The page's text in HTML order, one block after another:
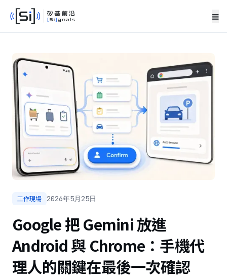
≡
工作現場 2026年5月25日
Google 把 Gemini 放進
Android 與 Chrome：手機代
理人的關鍵在最後一次確認